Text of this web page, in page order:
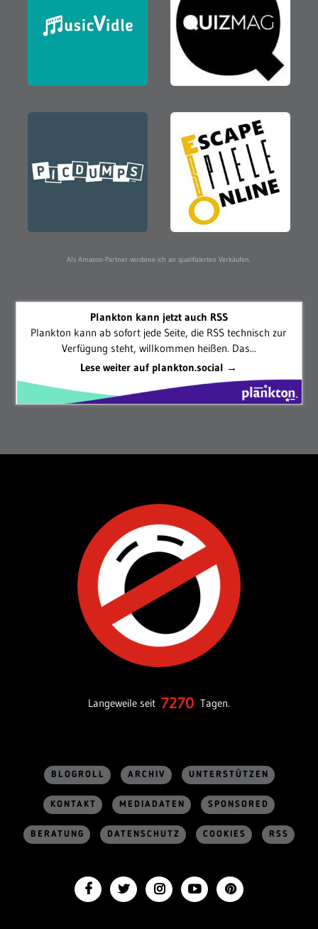
Als Amazon-Partner verdiene ich an qualifizierten Verkäufen.
Plankton kann jetzt auch RSS
Plankton kann ab sofort jede Seite, die RSS technisch zur
Verfügung steht, willkommen heißen. Das...
Lese weiter auf plankton.social →
Langeweile seit 7270 Tagen.
BLOGROLL ARCHIV UNTERSTÜTZEN
KONTAKT MEDIADATEN SPONSORED
BERATUNG DATENSCHUTZ COOKIES RSS